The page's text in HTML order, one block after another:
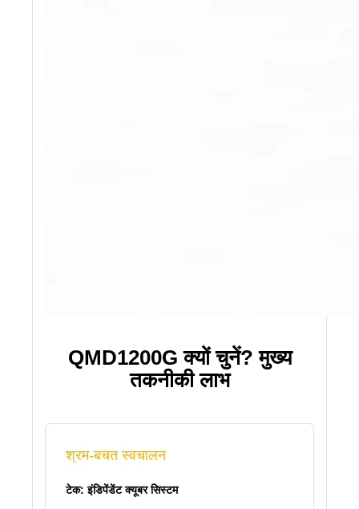
QMD1200G क्यों चुनें? मुख्य
तकनीकी लाभ
श्रम-बचत स्वचालन
टेक: इंडिपेंडेंट क्यूबर सिस्टम